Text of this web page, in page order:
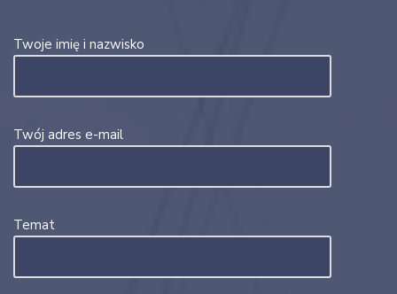
Twoje imię i nazwisko
Twój adres e-mail
Temat